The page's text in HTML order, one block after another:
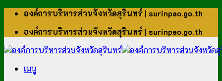
ข้าม
เนื้อหา
องค์การบริหารส่วนจังหวัดสุรินทร์ | surinpao.go.th
องค์การบริหารส่วนจังหวัดสุรินทร์ | surinpao.go.th
เมนู